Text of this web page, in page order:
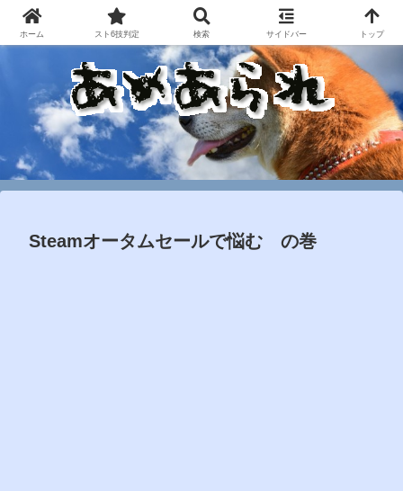
Steamオータムセールで悩む の巻
ホーム スト6技判定 検索 サイドバー トップ